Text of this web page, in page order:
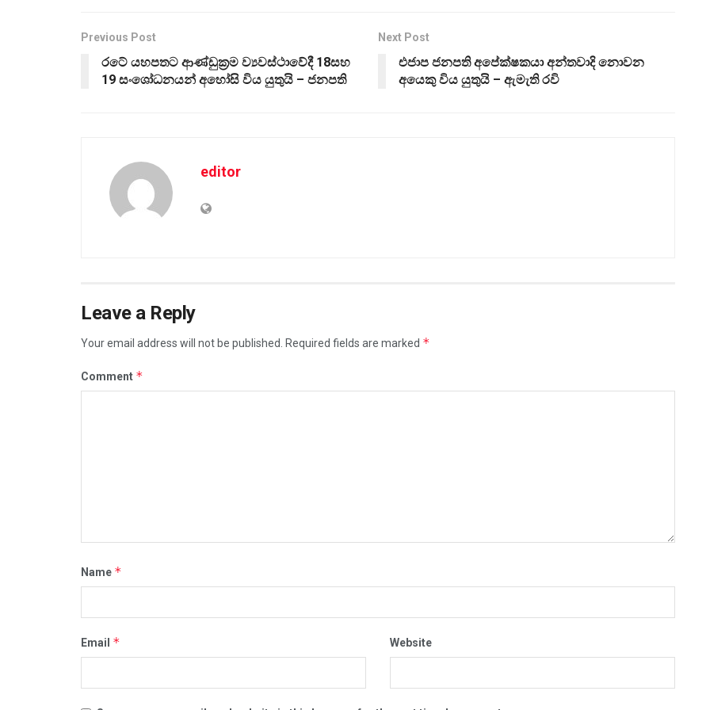
Previous Post
රටේ යහපතට ආණ්ඩුක්‍රම ව්‍යවස්ථාවේදී 18සහ
19 සංශෝධනයන් අහෝසි විය යුතුයි – ජනපති
Next Post
එජාප ජනපති අපේක්ෂකයා අන්තවාදි නොවන
අයෙකු විය යුතුයි – ඇමැති රවි
editor
Leave a Reply
Your email address will not be published. Required fields are marked *
Comment *
Name *
Email * Website